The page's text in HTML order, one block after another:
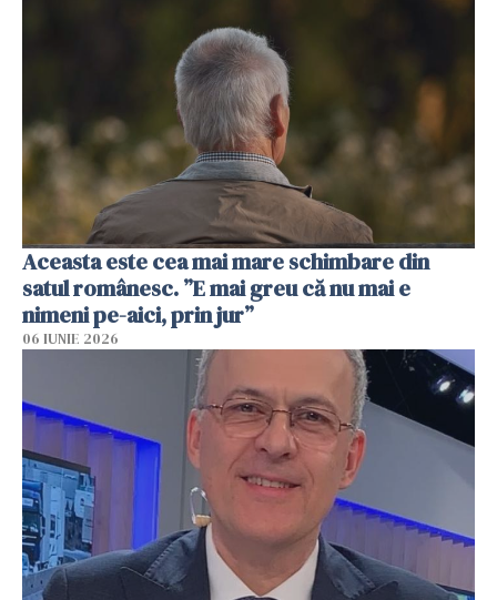
Aceasta este cea mai mare schimbare din
satul românesc. ”E mai greu că nu mai e
nimeni pe-aici, prin jur”
06 IUNIE 2026